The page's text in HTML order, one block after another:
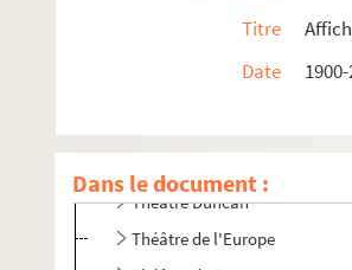
Titre
Date
Dans le document :
Salle des sociétés savantes
Théâtre Duncan
Théâtre de l'Europe